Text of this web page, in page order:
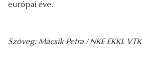
európai éve.
Szöveg: Mácsik Petra / NKE EKKL VTK